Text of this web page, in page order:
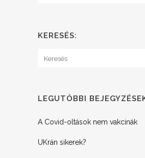
KERESÉS:
LEGUTÓBBI
A Covid-oltások nem vakcinák
UKrán sikerek?